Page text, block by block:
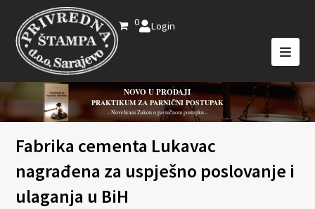
0 Login
NOVO U PRODAJI
PRAKTIKUM ZA PARNIČNI POSTUPAK
- Novelirani Zakon o parničnom postupku -
Fabrika cementa Lukavac
nagrađena za uspješno poslovanje i
ulaganja u BiH